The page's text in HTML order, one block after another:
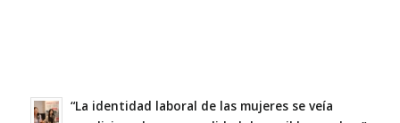
“La identidad laboral de las mujeres se veía